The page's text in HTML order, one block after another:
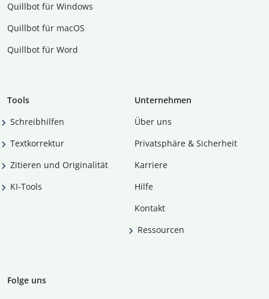
Quillbot für Windows
Quillbot für macOS
Quillbot für Word
Tools
Schreibhilfen
Textkorrektur
Zitieren und Originalität
KI-Tools
Unternehmen
Über uns
Privatsphäre & Sicherheit
Karriere
Hilfe
Kontakt
Ressourcen
Folge uns